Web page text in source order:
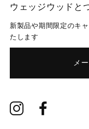
ウェッジウッドと
新製品や期間限定のキ
たします
メ